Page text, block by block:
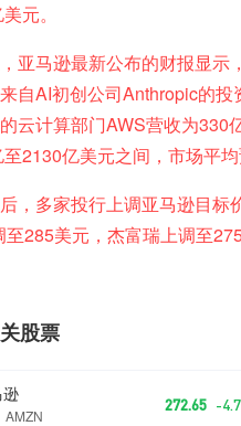
元。
亚马逊最新公布的财报显
自AI初创公司Anthropic的投
云计算部门AWS营收为330
2130亿美元之间，市场平均
，多家投行上调亚马逊目标
285美元，杰富瑞上调至275
股票
AMZN
272.65 -